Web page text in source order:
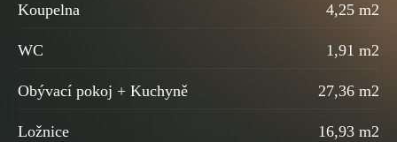
Koupelna 4,25 m2
WC 1,91 m2
Obývací pokoj + Kuchyně 27,36 m2
Ložnice 16,93 m2